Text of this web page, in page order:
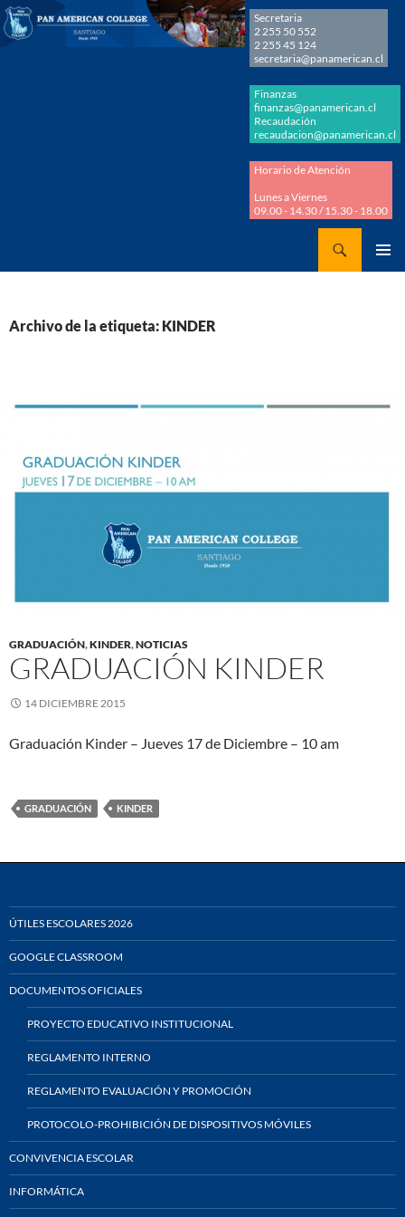
Secretaria
2 255 50 552
2 255 45 124
secretaria@panamerican.cl
Finanzas
finanzas@panamerican.cl
Recaudación
recaudacion@panamerican.cl
Horario de Atención
Lunes a Viernes
09.00 - 14.30 / 15.30 - 18.00
Archivo de la etiqueta: KINDER
GRADUACIÓN,KINDER,NOTICIAS
GRADUACIÓN KINDER
14 DICIEMBRE 2015
Graduación Kinder – Jueves 17 de Diciembre – 10 am
GRADUACIÓN KINDER
ÚTILES ESCOLARES 2026
GOOGLE CLASSROOM
DOCUMENTOS OFICIALES
PROYECTO EDUCATIVO INSTITUCIONAL
REGLAMENTO INTERNO
REGLAMENTO EVALUACIÓN Y PROMOCIÓN
PROTOCOLO-PROHIBICIÓN DE DISPOSITIVOS MÓVILES
CONVIVENCIA ESCOLAR
INFORMÁTICA